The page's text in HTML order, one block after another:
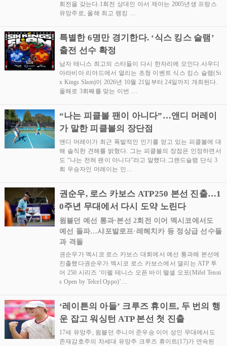
회전을 갖는다.1회전 상대인 아서 제아는 2005년생 프랑스
유망주로, 올해 최고 랭킹 …
특별한 6명만 경기한다. ‘식스 킹스 슬램’
출전 선수 확정
남자 테니스 최고의 스타들이 다시 한자리에 모인다.사우디
아라비아 리야드에서 열리는 초청 이벤트 식스 킹스 슬램(Si
x Kings Slam)이 2026년 10월 21일부터 24일까지 개최된다.
올해로 3회째를 맞는 이번 …
“나는 피클볼 팬이 아니다”…앤디 머레이
가 말한 피클볼의 장단점
앤디 머레이가 최근 폭발적인 인기를 얻고 있는 피클볼에 대
해 솔직한 견해를 밝혔다. 그는 피클볼의 장점은 인정하면서
도 “나는 전혀 팬이 아니다”라고 말했다.그랜드슬램 단식 3
회 우승자인 머레이는 인…
권순우, 로스 카보스 ATP250 본선 진출…1
0주년 무대에서 다시 도약 노린다
윔블던 예선 통과·본선 2회전 이어 멕시코에서도
예선 돌파…샤포발로프·레헤치카 등 정상급 선수들
과 격돌
권순우가 멕시코 로스 카보스 대회에서 예선 통과해 본선에
진출했다권순우가 멕시코 로스 카보스에서 열리는 ATP 투
어 250 시리즈 ‘미펠 테니스 오픈 바이 텔셀 오포(Mifel Tenni
s Open by Telcel Oppo)’…
‘레이튼의 아들’ 크루즈 휴이트, 두 번의 행
운 잡고 워싱턴 ATP 본선 첫 진출
17세 유망주, 윔블던 주니어 준우승 이어 성인 무대에서도
존재감호주의 차세대 유망주 크루즈 휴이트(17)가 연속된